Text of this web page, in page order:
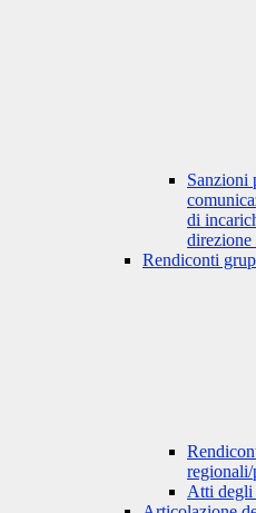
Sanzioni
di
Rendiconti
Atti degli